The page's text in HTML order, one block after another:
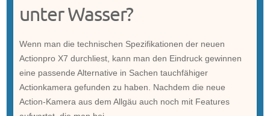
unter Wasser?
Wenn man die technischen Spezifikationen der neuen
Actionpro X7 durchliest, kann man den Eindruck gewinnen
eine passende Alternative in Sachen tauchfähiger
Actionkamera gefunden zu haben. Nachdem die neue
Action-Kamera aus dem Allgäu auch noch mit Features